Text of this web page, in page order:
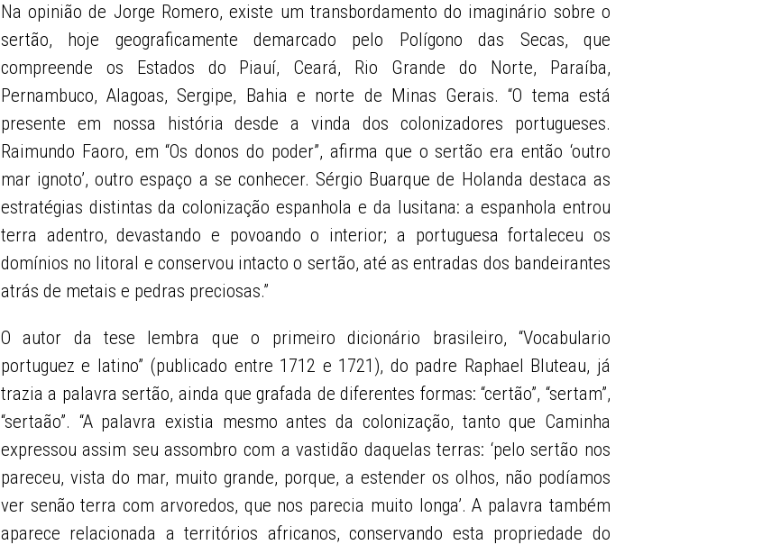
Na opinião de Jorge Romero, existe um transbordamento do imaginário sobre o
sertão, hoje geograficamente demarcado pelo Polígono das Secas, que
compreende os Estados do Piauí, Ceará, Rio Grande do Norte, Paraíba,
Pernambuco, Alagoas, Sergipe, Bahia e norte de Minas Gerais. “O tema está
presente em nossa história desde a vinda dos colonizadores portugueses.
Raimundo Faoro, em “Os donos do poder”, afirma que o sertão era então ‘outro
mar ignoto’, outro espaço a se conhecer. Sérgio Buarque de Holanda destaca as
estratégias distintas da colonização espanhola e da lusitana: a espanhola entrou
terra adentro, devastando e povoando o interior; a portuguesa fortaleceu os
domínios no litoral e conservou intacto o sertão, até as entradas dos bandeirantes
atrás de metais e pedras preciosas.”
O autor da tese lembra que o primeiro dicionário brasileiro, “Vocabulario
portuguez e latino” (publicado entre 1712 e 1721), do padre Raphael Bluteau, já
trazia a palavra sertão, ainda que grafada de diferentes formas: “certão”, “sertam”,
“sertaão”. “A palavra existia mesmo antes da colonização, tanto que Caminha
expressou assim seu assombro com a vastidão daquelas terras: ‘pelo sertão nos
pareceu, vista do mar, muito grande, porque, a estender os olhos, não podíamos
ver senão terra com arvoredos, que nos parecia muito longa’. A palavra também
aparece relacionada a territórios africanos, conservando esta propriedade do